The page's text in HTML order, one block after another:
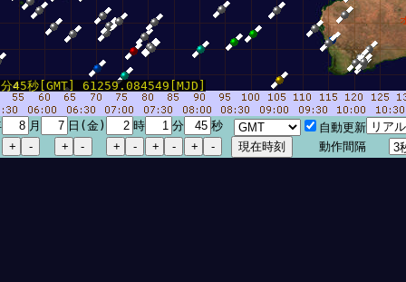
45秒[GMT] 61259.084549[MJD]
月 日(金) 時 分 秒
自動更新
動作間隔